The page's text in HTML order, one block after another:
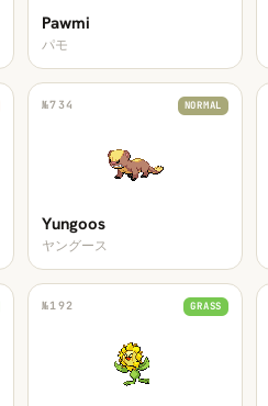
Pawmi
パモ
№734 NORMAL
Yungoos
ヤングース
№192 GRASS